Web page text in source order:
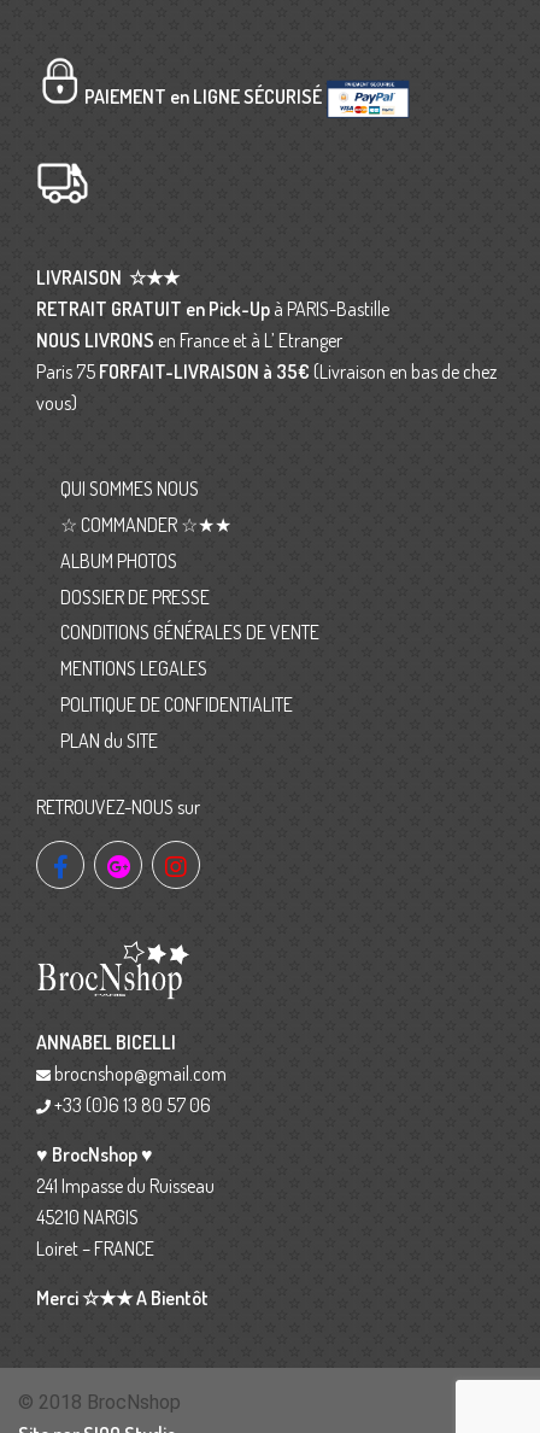
PAIEMENT en LIGNE SÉCURISÉ
LIVRAISON ☆★★
RETRAIT GRATUIT en Pick-Up à PARIS-Bastille
NOUS LIVRONS en France et à L’ Etranger
Paris 75 FORFAIT-LIVRAISON à 35€ (Livraison en bas de chez
vous)
QUI SOMMES NOUS
☆ COMMANDER ☆★★
ALBUM PHOTOS
DOSSIER DE PRESSE
CONDITIONS GÉNÉRALES DE VENTE
MENTIONS LEGALES
POLITIQUE DE CONFIDENTIALITE
PLAN du SITE
RETROUVEZ-NOUS sur
ANNABEL BICELLI
brocnshop@gmail.com
+33 (0)6 13 80 57 06
♥ BrocNshop ♥
241 Impasse du Ruisseau
45210 NARGIS
Loiret – FRANCE
Merci ☆★★ A Bientôt
© 2018 BrocNshop